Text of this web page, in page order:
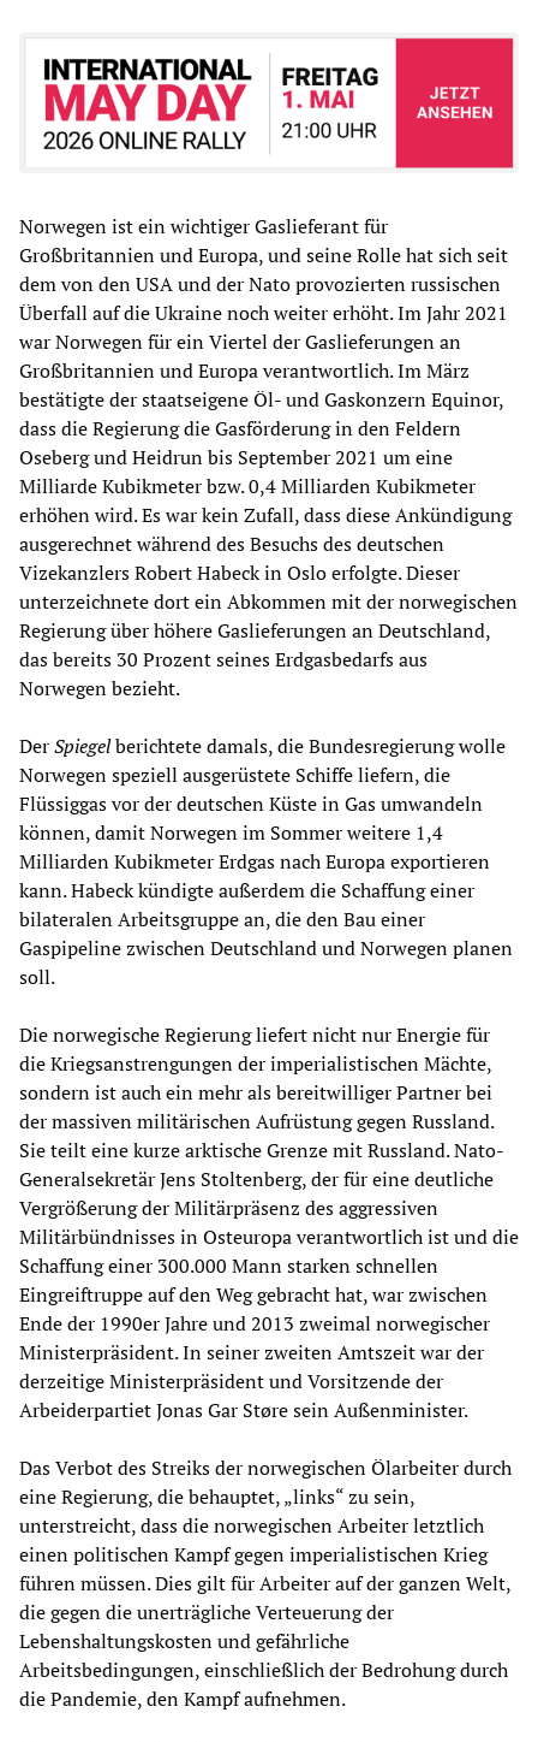
Norwegen ist ein wichtiger Gaslieferant für
Großbritannien und Europa, und seine Rolle hat sich seit
dem von den USA und der Nato provozierten russischen
Überfall auf die Ukraine noch weiter erhöht. Im Jahr 2021
war Norwegen für ein Viertel der Gaslieferungen an
Großbritannien und Europa verantwortlich. Im März
bestätigte der staatseigene Öl- und Gaskonzern Equinor,
dass die Regierung die Gasförderung in den Feldern
Oseberg und Heidrun bis September 2021 um eine
Milliarde Kubikmeter bzw. 0,4 Milliarden Kubikmeter
erhöhen wird. Es war kein Zufall, dass diese Ankündigung
ausgerechnet während des Besuchs des deutschen
Vizekanzlers Robert Habeck in Oslo erfolgte. Dieser
unterzeichnete dort ein Abkommen mit der norwegischen
Regierung über höhere Gaslieferungen an Deutschland,
das bereits 30 Prozent seines Erdgasbedarfs aus
Norwegen bezieht.
DerSpiegelberichtete damals, die Bundesregierung wolle
Norwegen speziell ausgerüstete Schiffe liefern, die
Flüssiggas vor der deutschen Küste in Gas umwandeln
können, damit Norwegen im Sommer weitere 1,4
Milliarden Kubikmeter Erdgas nach Europa exportieren
kann. Habeck kündigte außerdem die Schaffung einer
bilateralen Arbeitsgruppe an, die den Bau einer
Gaspipeline zwischen Deutschland und Norwegen planen
soll.
Die norwegische Regierung liefert nicht nur Energie für
die Kriegsanstrengungen der imperialistischen Mächte,
sondern ist auch ein mehr als bereitwilliger Partner bei
der massiven militärischen Aufrüstung gegen Russland.
Sie teilt eine kurze arktische Grenze mit Russland. Nato-
Generalsekretär Jens Stoltenberg, der für eine deutliche
Vergrößerung der Militärpräsenz des aggressiven
Militärbündnisses in Osteuropa verantwortlich ist und die
Schaffung einer 300.000 Mann starken schnellen
Eingreiftruppe auf den Weg gebracht hat, war zwischen
Ende der 1990er Jahre und 2013 zweimal norwegischer
Ministerpräsident. In seiner zweiten Amtszeit war der
derzeitige Ministerpräsident und Vorsitzende der
Arbeiderpartiet Jonas Gar Støre sein Außenminister.
Das Verbot des Streiks der norwegischen Ölarbeiter durch
eine Regierung, die behauptet, „links“ zu sein,
unterstreicht, dass die norwegischen Arbeiter letztlich
einen politischen Kampf gegen imperialistischen Krieg
führen müssen. Dies gilt für Arbeiter auf der ganzen Welt,
die gegen die unerträgliche Verteuerung der
Lebenshaltungskosten und gefährliche
Arbeitsbedingungen, einschließlich der Bedrohung durch
die Pandemie, den Kampf aufnehmen.